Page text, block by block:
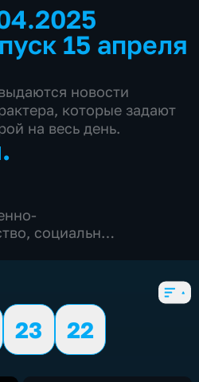
15 апреля
новости
которые задают
на весь день.
, социально-
23
22